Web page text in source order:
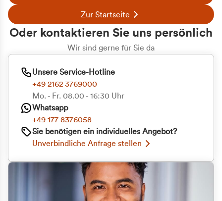
Zur Startseite
Oder kontaktieren Sie uns persönlich
Wir sind gerne für Sie da
Unsere Service-Hotline
+49 2162 3769000
Mo. - Fr. 08.00 - 16:30 Uhr
Whatsapp
+49 177 8376058
Sie benötigen ein individuelles Angebot?
Unverbindliche Anfrage stellen